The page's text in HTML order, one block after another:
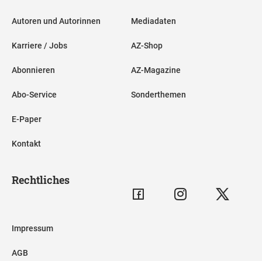
Autoren und Autorinnen
Karriere / Jobs
Abonnieren
Abo-Service
E-Paper
Kontakt
Mediadaten
AZ-Shop
AZ-Magazine
Sonderthemen
Rechtliches
Impressum
AGB